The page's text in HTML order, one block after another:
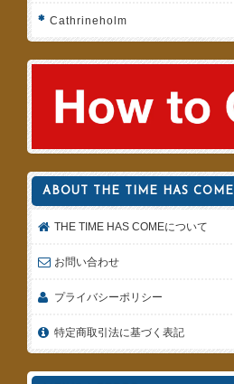
Cathrineholm
ABOUT THE TIME HAS COME
THE TIME HAS COMEについて
お問い合わせ
プライバシーポリシー
特定商取引法に基づく表記